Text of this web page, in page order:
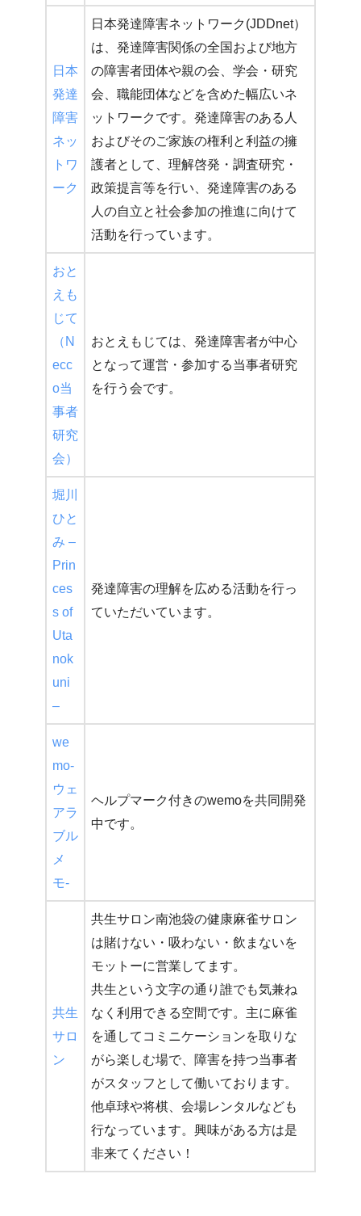
日本
発達
障害
ネッ
トワ
ーク
日本発達障害ネットワーク(JDDnet）
は、発達障害関係の全国および地方
の障害者団体や親の会、学会・研究
会、職能団体などを含めた幅広いネ
ットワークです。発達障害のある人
およびそのご家族の権利と利益の擁
護者として、理解啓発・調査研究・
政策提言等を行い、発達障害のある
人の自立と社会参加の推進に向けて
活動を行っています。
おと
えも
じて
（N
ecc
o当
事者
研究
会）
おとえもじては、発達障害者が中心
となって運営・参加する当事者研究
を行う会です。
堀川
ひと
み –
Prin
ces
s of
Uta
nok
uni
–
発達障害の理解を広める活動を行っ
ていただいています。
we
mo-
ウェ
アラ
ブル
メ
モ-
ヘルプマーク付きのwemoを共同開発
中です。
共生
サロ
ン
共生サロン南池袋の健康麻雀サロン
は賭けない・吸わない・飲まないを
モットーに営業してます。
共生という文字の通り誰でも気兼ね
なく利用できる空間です。主に麻雀
を通してコミニケーションを取りな
がら楽しむ場で、障害を持つ当事者
がスタッフとして働いております。
他卓球や将棋、会場レンタルなども
行なっています。興味がある方は是
非来てください！